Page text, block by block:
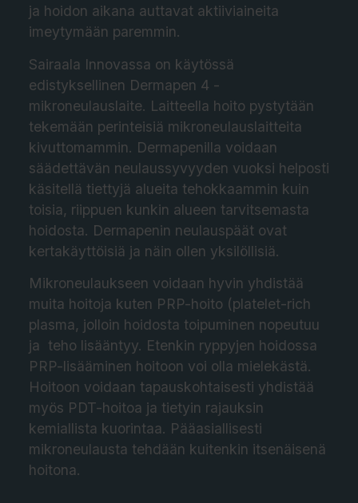
ja hoidon aikana auttavat aktiiviaineita
imeytymään paremmin.
Sairaala Innovassa on käytössä
edistyksellinen Dermapen 4 -
mikroneulauslaite. Laitteella hoito pystytään
tekemään perinteisiä mikroneulauslaitteita
kivuttomammin. Dermapenilla voidaan
säädettävän neulaussyvyyden vuoksi helposti
käsitellä tiettyjä alueita tehokkaammin kuin
toisia, riippuen kunkin alueen tarvitsemasta
hoidosta. Dermapenin neulauspäät ovat
kertakäyttöisiä ja näin ollen yksilöllisiä.
Mikroneulaukseen voidaan hyvin yhdistää
muita hoitoja kuten PRP-hoito (platelet-rich
plasma, jolloin hoidosta toipuminen nopeutuu
ja teho lisääntyy. Etenkin ryppyjen hoidossa
PRP-lisääminen hoitoon voi olla mielekästä.
Hoitoon voidaan tapauskohtaisesti yhdistää
myös PDT-hoitoa ja tietyin rajauksin
kemiallista kuorintaa. Pääasiallisesti
mikroneulausta tehdään kuitenkin itsenäisenä
hoitona.